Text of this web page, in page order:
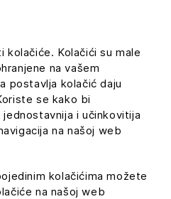
kolačiće. Kolačići su male
na vašem
postavlja kolačić daju
se kako bi
i učinkovitija
na našoj web
kolačićima možete
na našoj web